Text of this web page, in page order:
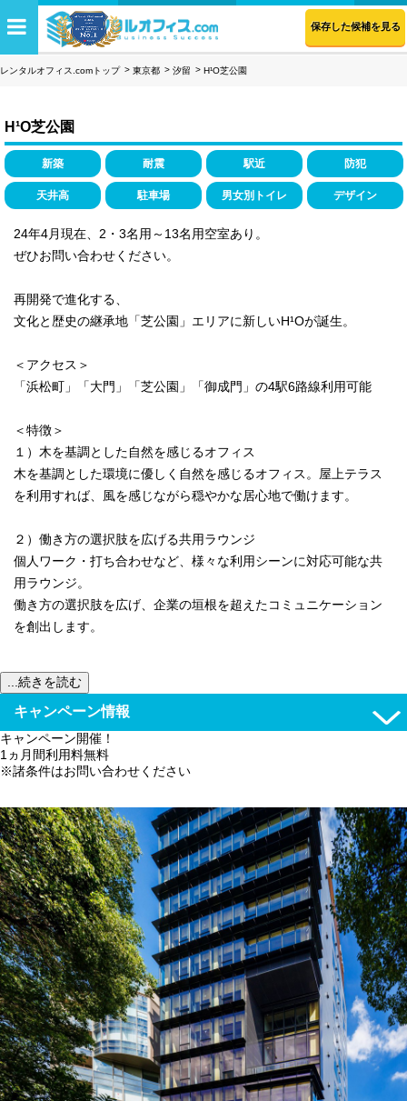
保存した候補を見る
レンタルオフィス.comトップ 東京都 汐留 H¹O芝公園
H¹O芝公園
新築 耐震 駅近 防犯
天井高 駐車場 男女別トイレ デザイン
24年4月現在、2・3名用～13名用空室あり。
ぜひお問い合わせください。
再開発で進化する、
文化と歴史の継承地「芝公園」エリアに新しいH¹Oが誕生。
＜アクセス＞
「浜松町」「大門」「芝公園」「御成門」の4駅6路線利用可能
＜特徴＞
１）木を基調とした自然を感じるオフィス
木を基調とした環境に優しく自然を感じるオフィス。屋上テラス
を利用すれば、風を感じながら穏やかな居心地で働けます。
２）働き方の選択肢を広げる共用ラウンジ
個人ワーク・打ち合わせなど、様々な利用シーンに対応可能な共
用ラウンジ。
働き方の選択肢を広げ、企業の垣根を超えたコミュニケーション
を創出します。
...続きを読む
キャンペーン情報
キャンペーン開催！
1ヵ月間利用料無料
※諸条件はお問い合わせください